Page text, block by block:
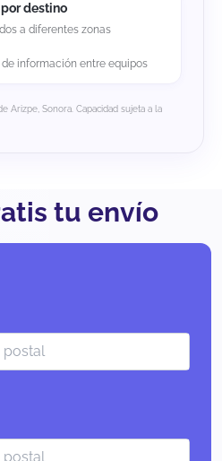
destino
a diferentes zonas
de información entre equipos
Arizpe, Sonora. Capacidad sujeta a la
tu envío